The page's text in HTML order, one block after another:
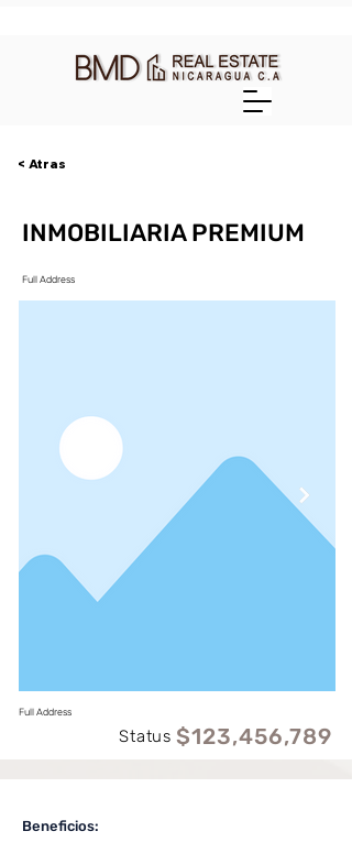
< Atras
INMOBILIARIA PREMIUM
Full Address
Full Address
Status $123,456,789
Beneficios: